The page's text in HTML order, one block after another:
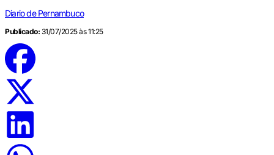
Diario de Pernambuco
Publicado: 31/07/2025 às 11:25